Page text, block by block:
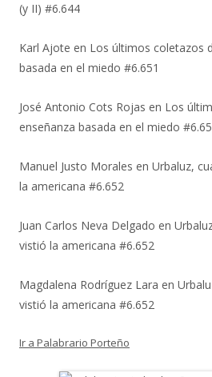
(y II) #6.644
Karl Ajote en Los últimos coletazos
basada en el miedo #6.651
José Antonio Cots Rojas en Los
enseñanza basada en el miedo
Manuel Justo Morales en Urbaluz,
la americana #6.652
Juan Carlos Neva Delgado en
vistió la americana #6.652
Magdalena Rodríguez Lara en
vistió la americana #6.652
Ir a Palabrario Porteño